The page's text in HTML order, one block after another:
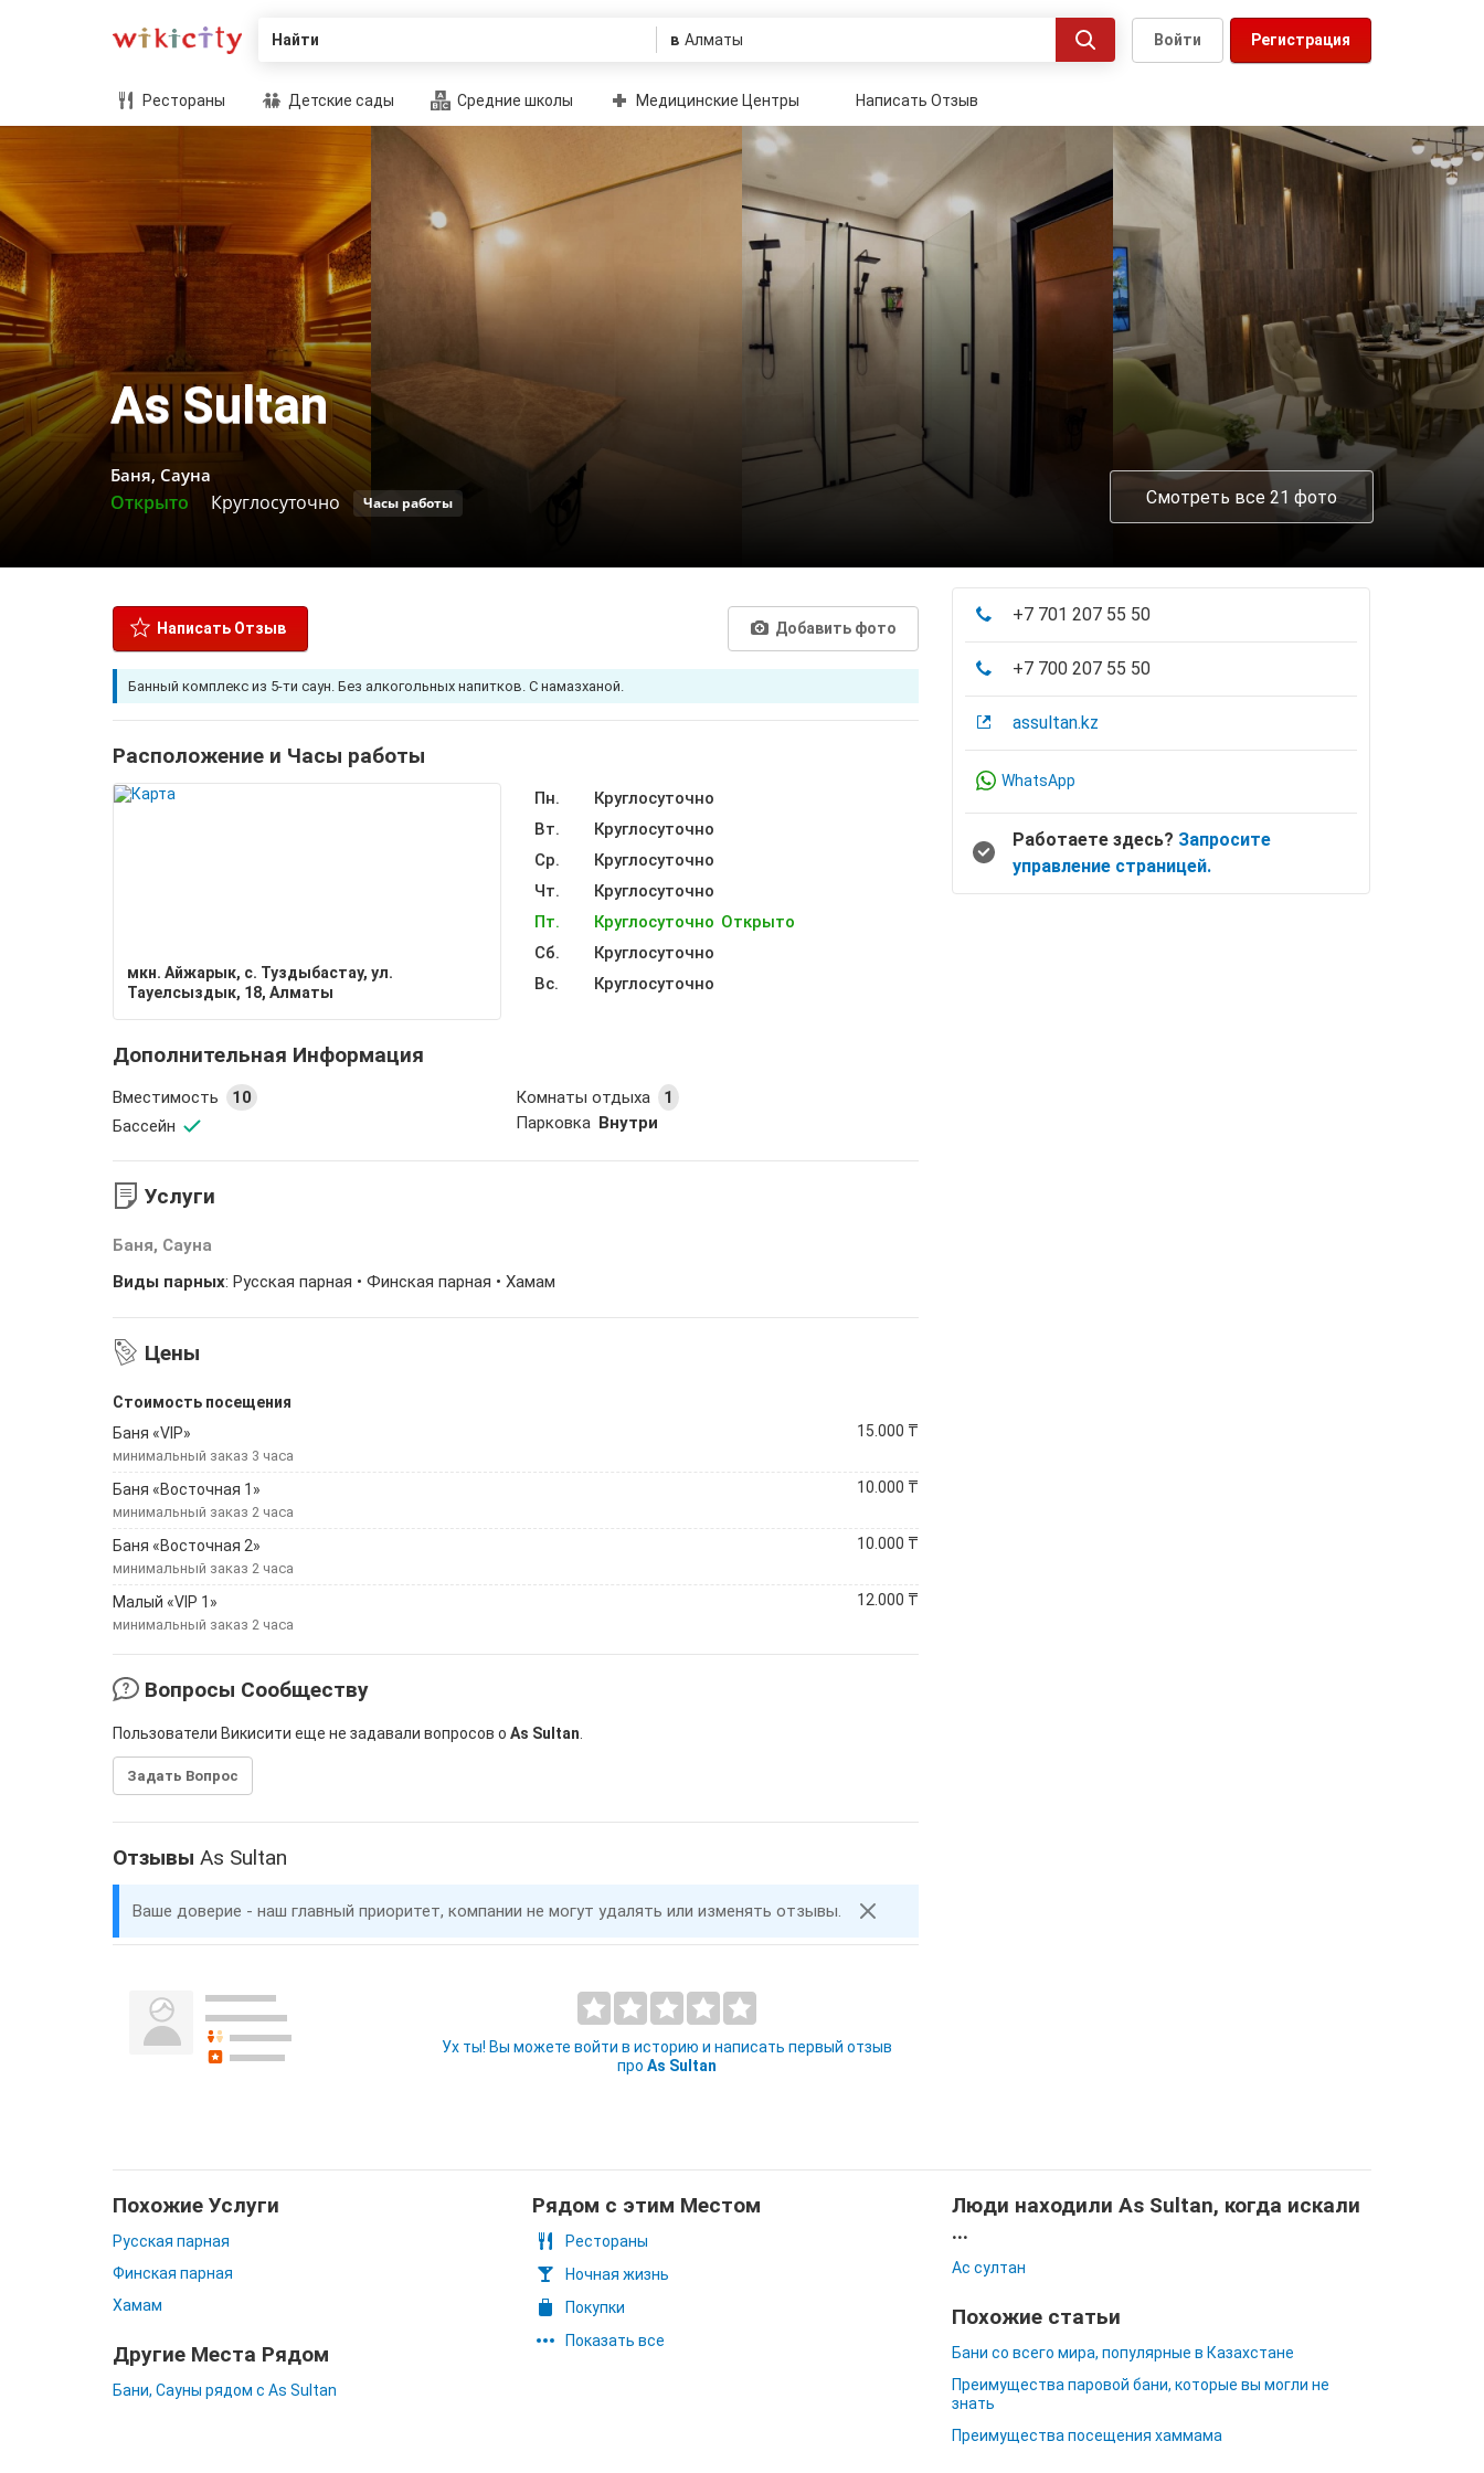
Найти в Регистрация
Войти
Рестораны Детские сады Средние школы Медицинские Центры Написать Отзыв
As Sultan
Баня, Сауна
Открыто Круглосуточно Часы работы Смотреть все 21 фото
Написать Отзыв Добавить фото
Банный комплекс из 5-ти саун. Без алкогольных напитков. С намазханой.
Расположение и Часы работы
мкн. Айжарык, с. Туздыбастау, ул.
Тауелсыздык, 18, Алматы
Пн.
Круглосуточно
Вт.
Круглосуточно
Ср.
Круглосуточно
Чт.
Круглосуточно
Пт.
Круглосуточно Открыто
Сб.
Круглосуточно
Вс.
Круглосуточно
Дополнительная Информация
Вместимость 10 Комнаты отдыха
1
Бассейн
Парковка Внутри
Услуги
Баня, Сауна
Виды парных: Русская парная • Финская парная • Хамам
Цены
Стоимость посещения
Баня «VIP»
минимальный заказ 3 часа
15.000 ₸
Баня «Восточная 1»
минимальный заказ 2 часа
10.000 ₸
Баня «Восточная 2»
минимальный заказ 2 часа
10.000 ₸
Малый «VIP 1»
минимальный заказ 2 часа
12.000 ₸
Вопросы Сообществу
Пользователи Викисити еще не задавали вопросов о As Sultan
Задать Вопрос
Отзывы As Sultan
Ваше доверие - наш главный приоритет, компании не могут удалять или изменять отзывы.
Ух ты! Вы можете войти в историю и написать первый отзыв
про As Sultan
+7 701 207 55 50
+7 700 207 55 50
assultan.kz
WhatsApp
Работаете здесь? Запросите
управление страницей.
Похожие Услуги
Русская парная
Финская парная
Хамам
Другие Места Рядом
Бани, Сауны рядом с As Sultan
Рядом с этим Местом
Рестораны
Ночная жизнь
Покупки
Показать все
Люди находили As Sultan, когда искали
...
Ас султан
Похожие статьи
Бани со всего мира, популярные в Казахстане
Преимущества паровой бани, которые вы могли не
знать
Преимущества посещения хаммама